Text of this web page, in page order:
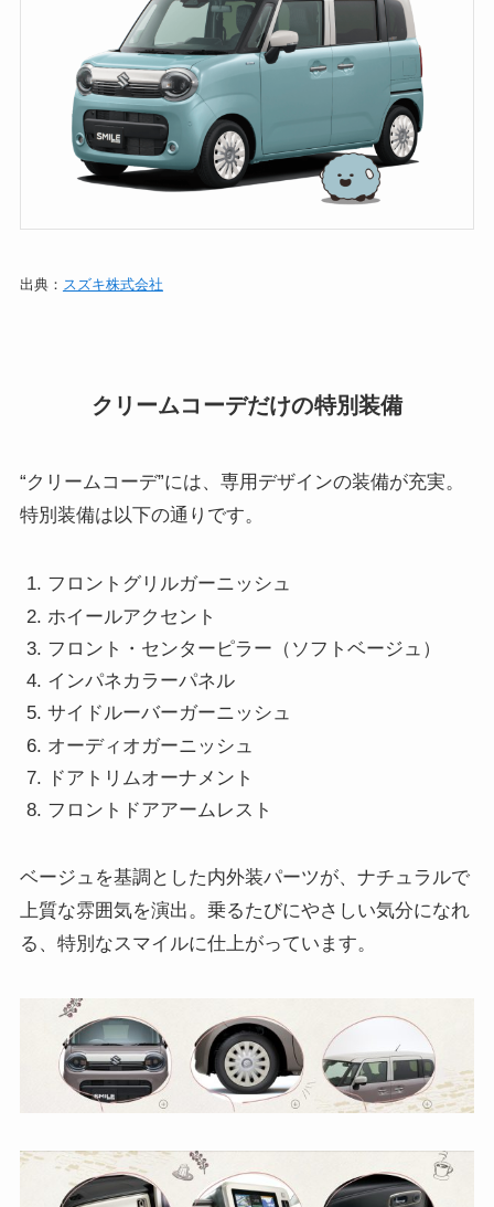
出典： スズキ株式会社
クリームコーデだけの特別装備
“クリームコーデ”には、専用デザインの装備が充実。
特別装備は以下の通りです。
フロントグリルガーニッシュ
ホイールアクセント
フロント・センターピラー（ソフトベージュ）
インパネカラーパネル
サイドルーバーガーニッシュ
オーディオガーニッシュ
ドアトリムオーナメント
フロントドアアームレスト
ベージュを基調とした内外装パーツが、ナチュラルで
上質な雰囲気を演出。乗るたびにやさしい気分になれ
る、特別なスマイルに仕上がっています。